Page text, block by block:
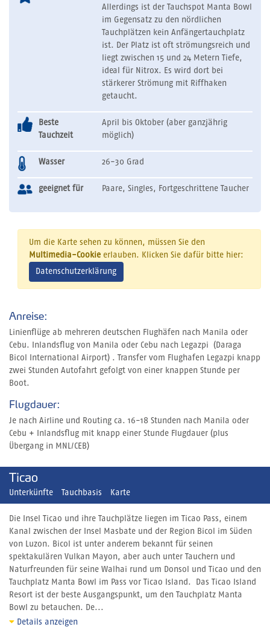
Allerdings ist der Tauchspot Manta Bowl
im Gegensatz zu den nördlichen
Tauchplätzen kein Anfängertauchplatz
ist. Der Platz ist oft strömungsreich und
liegt zwischen 15 und 24 Metern Tiefe,
ideal für Nitrox. Es wird dort bei
stärkerer Strömung mit Riffhaken
getaucht.
Beste
Tauchzeit
April bis Oktober (aber ganzjährig
möglich)
Wasser 26-30 Grad
geeignet für Paare, Singles, Fortgeschrittene Taucher
Um die Karte sehen zu können, müssen Sie den
Multimedia-Cookieerlauben. Klicken Sie dafür bitte hier:
Datenschutzerklärung
Anreise:
Linienflüge ab mehreren deutschen Flughäfen nach Manila oder
Cebu. Inlandsflug von Manila oder Cebu nach Legazpi (Daraga
Bicol International Airport) . Transfer vom Flughafen Legazpi knapp
zwei Stunden Autofahrt gefolgt von einer knappen Stunde per
Boot.
Flugdauer:
Je nach Airline und Routing ca. 16-18 Stunden nach Manila oder
Cebu + Inlandsflug mit knapp einer Stunde Flugdauer (plus
Übergang in MNL/CEB)
Ticao
Unterkünfte Tauchbasis Karte
Die Insel Ticao und ihre Tauchplätze liegen im Ticao Pass, einem
Kanal zwischen der Insel Masbate und der Region Bicol im Süden
von Luzon. Bicol ist unter anderem bekannt für seinen
spektakulären Vulkan Mayon, aber auch unter Tauchern und
Naturfreunden für seine Walhai rund um Donsol und Ticao und den
Tauchplatz Manta Bowl im Pass vor Ticao Island. Das Ticao Island
Resort ist der beste Ausgangspunkt, um den Tauchplatz Manta
Bowl zu betauchen. De...
Details anzeigen